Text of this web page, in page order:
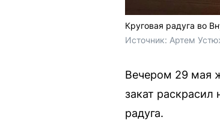
Круговая радуга во
Источник: Артем
Вечером 29 мая
закат раскрасил
радуга.